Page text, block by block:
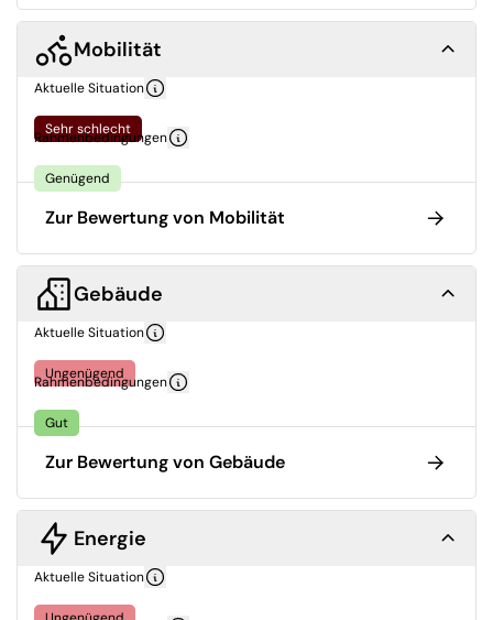
Mobilität
Aktuelle Situation
Sehr schlecht
Rahmenbedingungen
Genügend
Zur Bewertung von Mobilität
Gebäude
Aktuelle Situation
Ungenügend
Rahmenbedingungen
Gut
Zur Bewertung von Gebäude
Energie
Aktuelle Situation